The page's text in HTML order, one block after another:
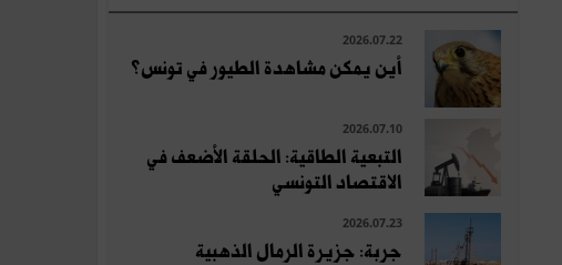
2026.07.22
أين يمكن مشاهدة الطيور في تونس؟
2026.07.10
التبعية الطاقية: الحلقة الأضعف في
الاقتصاد التونسي
2026.07.23
جربة: جزيرة الرمال الذهبية